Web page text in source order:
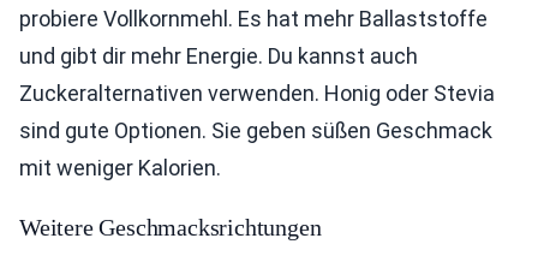
probiere Vollkornmehl. Es hat mehr Ballaststoffe
und gibt dir mehr Energie. Du kannst auch
Zuckeralternativen verwenden. Honig oder Stevia
sind gute Optionen. Sie geben süßen Geschmack
mit weniger Kalorien.
Weitere Geschmacksrichtungen